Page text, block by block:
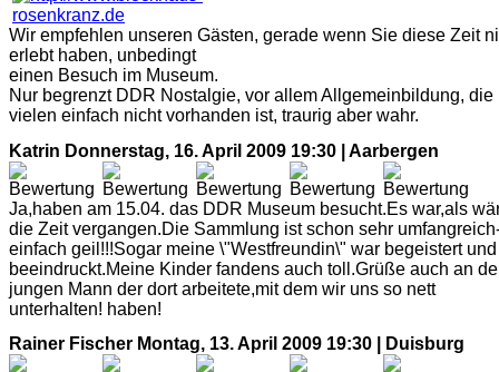
Wir empfehlen unseren Gästen, gerade wenn Sie diese Zeit
erlebt haben, unbedingt
einen Besuch im Museum.
Nur begrenzt DDR Nostalgie, vor allem Allgemeinbildung, die
vielen einfach nicht vorhanden ist, traurig aber wahr.
Katrin Donnerstag, 16. April 2009 19:30 | Aarbergen
Ja,haben am 15.04. das DDR Museum besucht.Es war,als
die Zeit vergangen.Die Sammlung ist schon sehr
einfach geil!!!Sogar meine \"Westfreundin\" war begeistert und
beeindruckt.Meine Kinder fandens auch toll.Grüße auch an
jungen Mann der dort arbeitete,mit dem wir uns so nett
unterhalten! haben!
Rainer Fischer Montag, 13. April 2009 19:30 | Duisburg